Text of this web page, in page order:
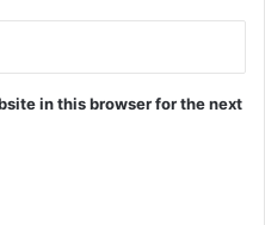
in this browser for the next